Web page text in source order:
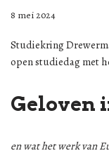
8 mei 2024
Studiekring
open studiedag met
Geloven
en wat het werk van